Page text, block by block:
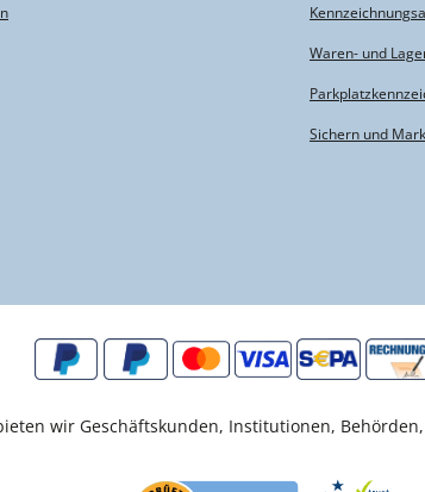
Waren- und
Sichern und
wir Geschäftskunden, Institutionen,